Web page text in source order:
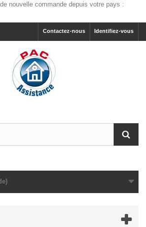
nouvelle commande depuis votre pays :
Identifiez-vous
Contactez-nous